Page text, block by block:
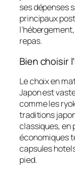
ses dépenses
principaux
repas.
Bien choisir
Le choix en
Japon est
comme les
traditions
classiques, en
économiques
capsules
pied.